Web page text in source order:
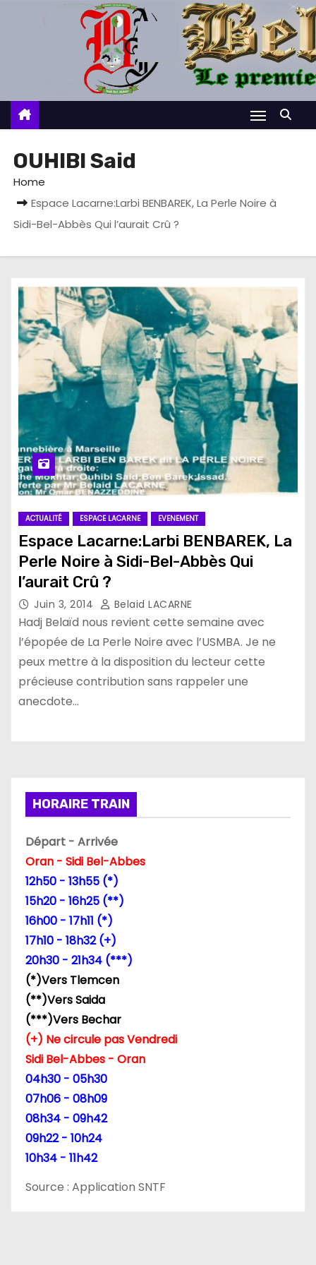
c
OUHIBI Said
Home
Espace Lacarne:Larbi BENBAREK, La Perle Noire à
Sidi-Bel-Abbès Qui l’aurait Crû ?
ACTUALITÉ ESPACE LACARNE EVENEMENT
Espace Lacarne:Larbi BENBAREK, La
Perle Noire à Sidi-Bel-Abbès Qui
l’aurait Crû ?
Juin 3, 2014 Belaid LACARNE
Hadj Belaïd nous revient cette semaine avec
l’épopée de La Perle Noire avec l’USMBA. Je ne
peux mettre à la disposition du lecteur cette
précieuse contribution sans rappeler une
anecdote…
HORAIRE TRAIN
Départ - Arrivée
Oran - Sidi Bel-Abbes
12h50 - 13h55 (*)
15h20 - 16h25 (**)
16h00 - 17h11 (*)
17h10 - 18h32 (+)
20h30 - 21h34 (***)
(*)Vers Tlemcen
(**)Vers Saida
(***)Vers Bechar
(+) Ne circule pas Vendredi
Sidi Bel-Abbes - Oran
04h30 - 05h30
07h06 - 08h09
08h34 - 09h42
09h22 - 10h24
10h34 - 11h42
Source : Application SNTF